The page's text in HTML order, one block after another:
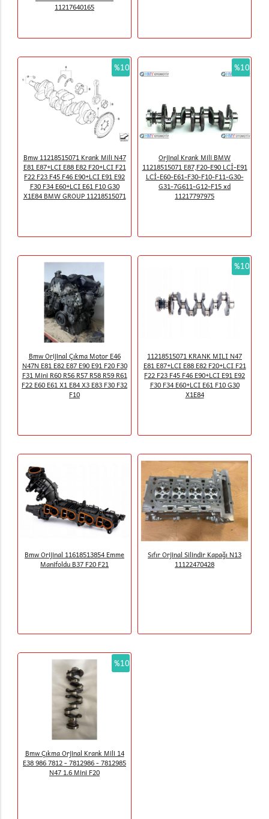
11217640165
%10
Bmw 11218515071 Krank Mili N47
E81 E87+LCI E88 E82 F20+LCI F21
F22 F23 F45 F46 E90+LCI E91 E92
F30 F34 E60+LCI E61 F10 G30
X1E84 BMW GROUP 11218515071
%10
Orjinal Krank Mili BMW
11218515071 E87,F20-E90 LCİ-E91
LCİ-E60-E61-F30-F10-F11-G30-
G31-7G611-G12-F15 xd
11217797975
Bmw Orijinal Çıkma Motor E46
N47N E81 E82 E87 E90 E91 F20 F30
F31 Mini R60 R56 R57 R58 R59 R61
F22 E60 E61 X1 E84 X3 E83 F30 F32
F10
%10
11218515071 KRANK MILI N47
E81 E87+LCI E88 E82 F20+LCI F21
F22 F23 F45 F46 E90+LCI E91 E92
F30 F34 E60+LCI E61 F10 G30
X1E84
Bmw Orijinal 11618513854 Emme
Manifoldu B37 F20 F21
Sıfır Orjinal Silindir Kapağı N13
11122470428
%10
Bmw Çıkma Orjinal Krank Mili 14
E38 986 7812 - 7812986 - 7812985
N47 1.6 Mini F20